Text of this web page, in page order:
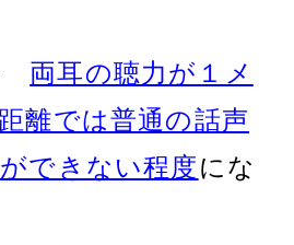
両耳の聴力が１メ
離では普通の話声
できない程度にな